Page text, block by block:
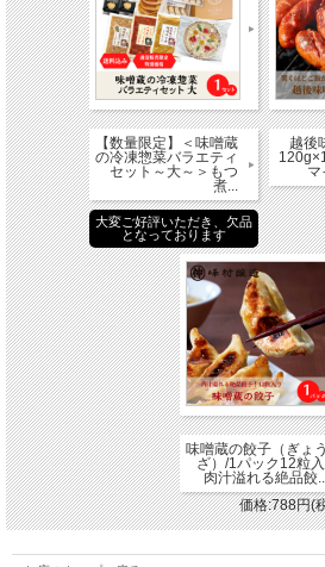
【数量限定】＜味噌蔵
の冷凍惣菜バラエティ
セット～大～＞もつ
煮...
大変ご好評いただき、欠品
となっております
越後
マ
味噌蔵の餃子（ぎょう
ざ）/1パック12粒
肉汁溢れる絶品餃...
価格:788円(